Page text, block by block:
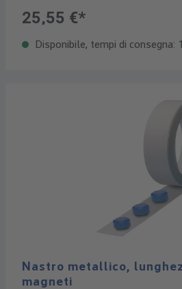
25,55 €*
Disponibile, tempi di consegna:
Nastro metallico,
magneti